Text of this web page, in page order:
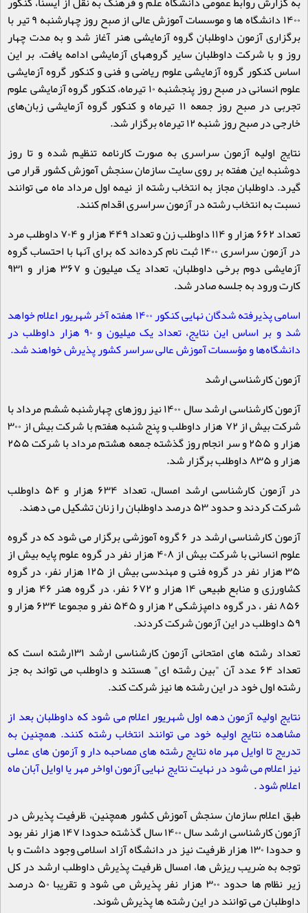
۱۴۰۰ دانشگاه ها و موسسات آموزش عالی از صبح روز چهارشنبه ۹ تیر با
برگزاری آزمون داوطلبان گروه آزمایشی هنر آغاز شد و به مدت چهار
روز و با شرکت داوطلبان سایر گروههای آزمایشی ادامه یافت. بر این
اساس کنکور گروه آزمایشی علوم ریاضی و فنی و کنکور گروه آزمایشی
علوم انسانی در صبح روز پنجشنبه ۱۰ تیرماه، کنکور گروه آزمایشی علوم
تجربی در صبح روز جمعه ۱۱ تیرماه و کنکور گروه آزمایشی زبان‌های
خارجی در صبح روز شنبه ۱۲ تیرماه برگزار شد
.
نتایج اولیه آزمون سراسری به صورت کارنامه تنظیم شده و تا روز
دوشنبه این هفته بر روی سایت سازمان سنجش آموزش کشور قرار می
گیرد. داوطلبان مجاز به انتخاب رشته از نیمه اول مرداد ماه می توانند
نسبت به انتخاب رشته در آزمون سراسری اقدام کنند.
تعداد ۶۶۲ هزار و ۱۱۴ داوطلب زن و تعداد ۴۴۹ هزار و ۷۰۴ داوطلب مرد
در آزمون سراسری ۱۴۰۰ ثبت نام کرده‌اند که برای آنها با احتساب گروه
آزمایشی دوم برخی داوطلبان، تعداد یک میلیون و ۳۶۷ هزار و ۹۳۱
کارت ورود به جلسه صادر شد.
اسامی پذیرفته شدگان نهایی کنکور۱۴۰۰هفته آخر شهریور اعلام خواهد
شد و بر اساس این نتایج، تعداد یک میلیون و ۹۰ هزار داوطلب در
دانشگاه‌ها و مؤسسات آموزش عالی سراسر کشور پذیرش خواهند شد.
آزمون کارشناسی ارشد
آزمون کارشناسی ارشد سال ۱۴۰۰ نیز روزهای چهارشنبه ششم مرداد با
شرکت بیش از ۷۲ هزار داوطلب و پنج شنبه هفتم با شرکت بیش از ۳۰۰
هزار و ۲۵۵ و سر انجام روز گذشته جمعه هشتم مرداد با شرکت ۲۵۵
هزار و ۸۳۵ داوطلب برگزار شد
.
در آزمون کارشناسی ارشد امسال، تعداد ۶۳۴ هزار و ۵۴ داوطلب
شرکت کردند و حدود ۵۳ درصد داوطلبان را زنان تشکیل می دهند
.
آزمون کارشناسی ارشد در ۶ گروه آموزشی برگزار می شود که در گروه
علوم انسانی با شرکت بیش از ۴۰۸ هزار نفر در گروه علوم پایه بیش از
۳۵ هزار نفر در گروه فنی و مهندسی بیش از ۱۲۵ هزار نفر، در گروه
کشاورزی و منابع طبیعی ۱۴ هزار و ۶۷۲ نفر، در گروه هنر ۴۶ هزار و
۸۵۶ نفر ، در گروه دامپزشکی ۲ هزار و ۵۴۵ نفر و مجموعا ۶۳۴ هزار و
۵۹ داوطلب در این آزمون شرکت کردند
.
تعداد رشته های امتحانی آزمون کارشناسی ارشد ۱۳۱رشته است که
تعداد ۶۴ عدد آن "بین رشته ای" هستند و داوطلب می تواند به جز
رشته اول خود در این رشته ها نیز شرکت کند.
نتایج اولیه آزمون دهه اول شهریور اعلام می شود که داوطلبان بعد از
مشاهده نتایج اولیه خود می توانند انتخاب رشته کنند. همچنین به
تدریج تا اوایل مهر ماه نتایج رشته های مصاحبه دار و آزمون های عملی
نیز اعلام می شود در نهایت نتایج نهایی آزمون اواخر مهر یا اوایل آبان ماه
اعلام شود.
طبق اعلام سازمان سنجش آموزش کشور همچنین، ظرفیت پذیرش در
آزمون کارشناسی ارشد سال ۱۴۰۰ سال گذشته حدودا ۱۴۷ هزار نفر بود
و حدودا ۱۳۰ هزار ظرفیت نیز در دانشگاه آزاد اسلامی وجود داشت و با
توجه به ضریب ریزش ها، امسال ظرفیت پذیرش داوطلب ارشد در کل
زیر نظام ها حدود ۳۰۰ هزار نفر پذیرش می شود و تقریبا ۵۰ درصد
داوطلبان می توانند در این رشته ها پذیرش شوند.